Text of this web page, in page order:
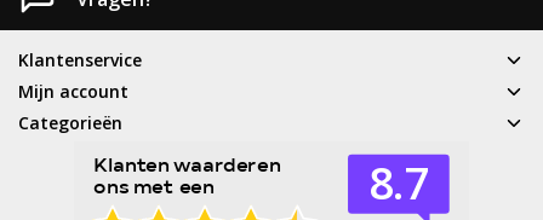
Klantenservice
Mijn account
Categorieën